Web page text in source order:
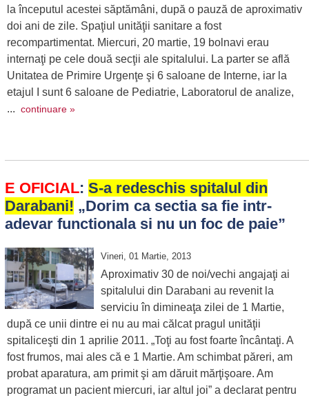
la începutul acestei săptămâni, după o pauză de aproximativ
doi ani de zile. Spaţiul unităţii sanitare a fost
recompartimentat. Miercuri, 20 martie, 19 bolnavi erau
internaţi pe cele două secţii ale spitalului. La parter se află
Unitatea de Primire Urgenţe şi 6 saloane de Interne, iar la
etajul I sunt 6 saloane de Pediatrie, Laboratorul de analize,
... continuare »
E OFICIAL: S-a redeschis spitalul din
Darabani! „Dorim ca sectia sa fie intr-
adevar functionala si nu un foc de paie”
Vineri, 01 Martie, 2013
Aproximativ 30 de noi/vechi angajaţi ai
spitalului din Darabani au revenit la
serviciu în dimineaţa zilei de 1 Martie,
după ce unii dintre ei nu au mai călcat pragul unităţii
spitaliceşti din 1 aprilie 2011. „Toţi au fost foarte încântaţi. A
fost frumos, mai ales că e 1 Martie. Am schimbat păreri, am
probat aparatura, am primit şi am dăruit mărţişoare. Am
programat un pacient miercuri, iar altul joi” a declarat pentru